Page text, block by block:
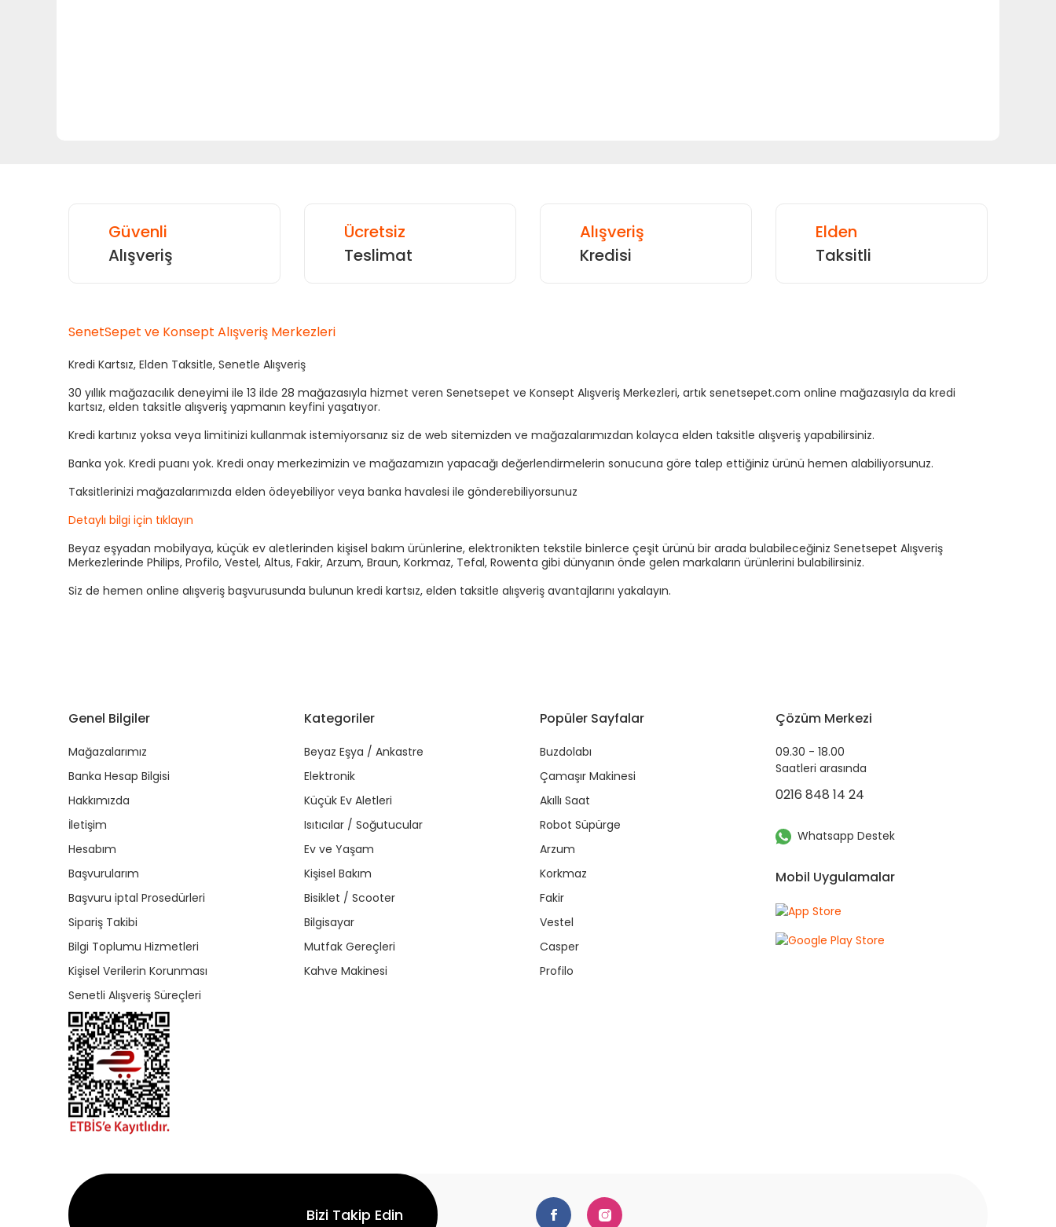
Güvenli
Alışveriş
Ücretsiz
Teslimat
Alışveriş
Kredisi
Elden
Taksitli
SenetSepet ve Konsept Alışveriş Merkezleri
Kredi Kartsız, Elden Taksitle, Senetle Alışveriş
30 yıllık mağazacılık deneyimi ile 13 ilde 28 mağazasıyla hizmet veren Senetsepet ve Konsept Alışveriş Merkezleri, artık senetsepet.com online mağazasıyla da kredi
kartsız, elden taksitle alışveriş yapmanın keyfini yaşatıyor.
Kredi kartınız yoksa veya limitinizi kullanmak istemiyorsanız siz de web sitemizden ve mağazalarımızdan kolayca elden taksitle alışveriş yapabilirsiniz.
Banka yok. Kredi puanı yok. Kredi onay merkezimizin ve mağazamızın yapacağı değerlendirmelerin sonucuna göre talep ettiğiniz ürünü hemen alabiliyorsunuz.
Taksitlerinizi mağazalarımızda elden ödeyebiliyor veya banka havalesi ile gönderebiliyorsunuz
Detaylı bilgi için tıklayın
Beyaz eşyadan mobilyaya, küçük ev aletlerinden kişisel bakım ürünlerine, elektronikten tekstile binlerce çeşit ürünü bir arada bulabileceğiniz Senetsepet Alışveriş
Merkezlerinde Philips, Profilo, Vestel, Altus, Fakir, Arzum, Braun, Korkmaz, Tefal, Rowenta gibi dünyanın önde gelen markaların ürünlerini bulabilirsiniz.
Siz de hemen online alışveriş başvurusunda bulunun kredi kartsız, elden taksitle alışveriş avantajlarını yakalayın.
Genel Bilgiler
Mağazalarımız
Banka Hesap Bilgisi
Hakkımızda
İletişim
Hesabım
Başvurularım
Başvuru iptal Prosedürleri
Sipariş Takibi
Bilgi Toplumu Hizmetleri
Kişisel Verilerin Korunması
Senetli Alışveriş Süreçleri
Kategoriler
Beyaz Eşya / Ankastre
Elektronik
Küçük Ev Aletleri
Isıtıcılar / Soğutucular
Ev ve Yaşam
Kişisel Bakım
Bisiklet / Scooter
Bilgisayar
Mutfak Gereçleri
Kahve Makinesi
Popüler Sayfalar
Buzdolabı
Çamaşır Makinesi
Akıllı Saat
Robot Süpürge
Arzum
Korkmaz
Fakir
Vestel
Casper
Profilo
Çözüm Merkezi
09.30 - 18.00
Saatleri arasında
0216 848 14 24
Whatsapp Destek
Mobil Uygulamalar
Bizi Takip Edin